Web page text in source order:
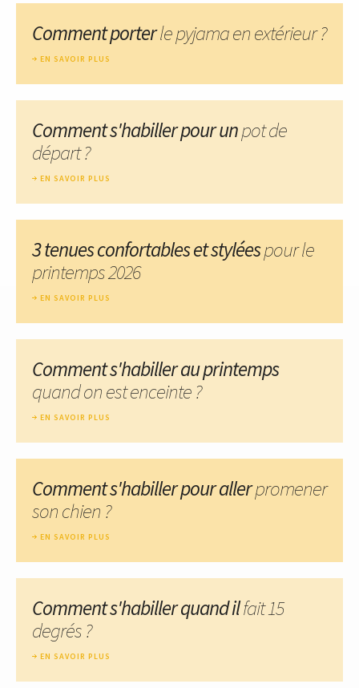
Comment porterle pyjama en extérieur ?
EN SAVOIR PLUS
Comment s'habiller pour unpot de
départ ?
EN SAVOIR PLUS
3 tenues confortables et styléespour le
printemps 2026
EN SAVOIR PLUS
Comment s'habiller au printemps
quand on est enceinte ?
EN SAVOIR PLUS
Comment s'habiller pour allerpromener
son chien ?
EN SAVOIR PLUS
Comment s'habiller quand ilfait 15
degrés ?
EN SAVOIR PLUS